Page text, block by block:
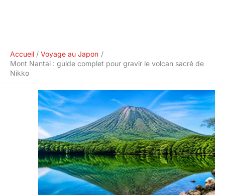
Accueil
Voyage au Japon
Mont Nantai : guide complet pour gravir le volcan sacré de
Nikko